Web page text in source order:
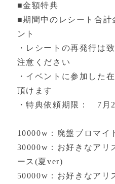
■金額特典
■期間中のレシート合
ント
・レシートの再発行は
注意ください
・イベントに参加した
頂けます
・特典依頼期限： 7月
10000w：廃盤ブロマイ
30000w：お好きなアリ
ース(夏ver)
50000w：お好きなアリ